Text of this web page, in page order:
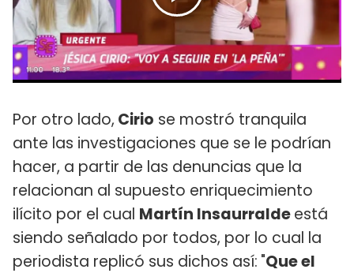
Por otro lado, Cirio se mostró tranquila
ante las investigaciones que se le podrían
hacer, a partir de las denuncias que la
relacionan al supuesto enriquecimiento
ilícito por el cual Martín Insaurraldeestá
siendo señalado por todos, por lo cual la
periodista replicó sus dichos así: "Que el